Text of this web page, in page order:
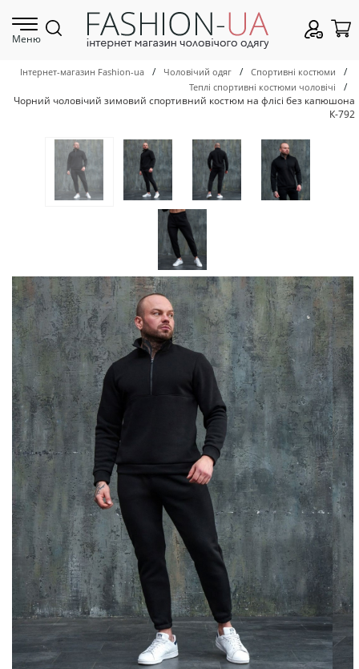
Меню
Інтернет-магазин Fashion-ua / Чоловічий одяг / Спортивні костюми /
Теплі спортивні костюми чоловічі
/
Чорний чоловічий зимовий спортивний костюм на флісі без капюшона
К-792